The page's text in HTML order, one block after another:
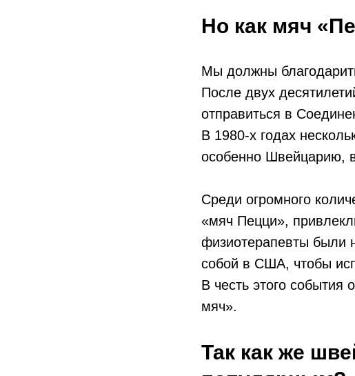
Но как мяч
Мы должны
После двух
отправиться в
В 1980-х годах
особенно Швейцарию,
Среди огромного
«мяч Пецци»,
физиотерапевты были
собой в США, чтобы
В честь этого
мяч».
Так как же